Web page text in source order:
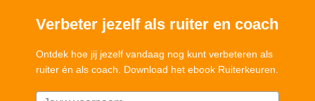
Verbeter jezelf als ruiter en coach
Ontdek hoe jij jezelf vandaag nog kunt verbeteren als
ruiter én als coach. Download het ebook Ruiterkeuren.